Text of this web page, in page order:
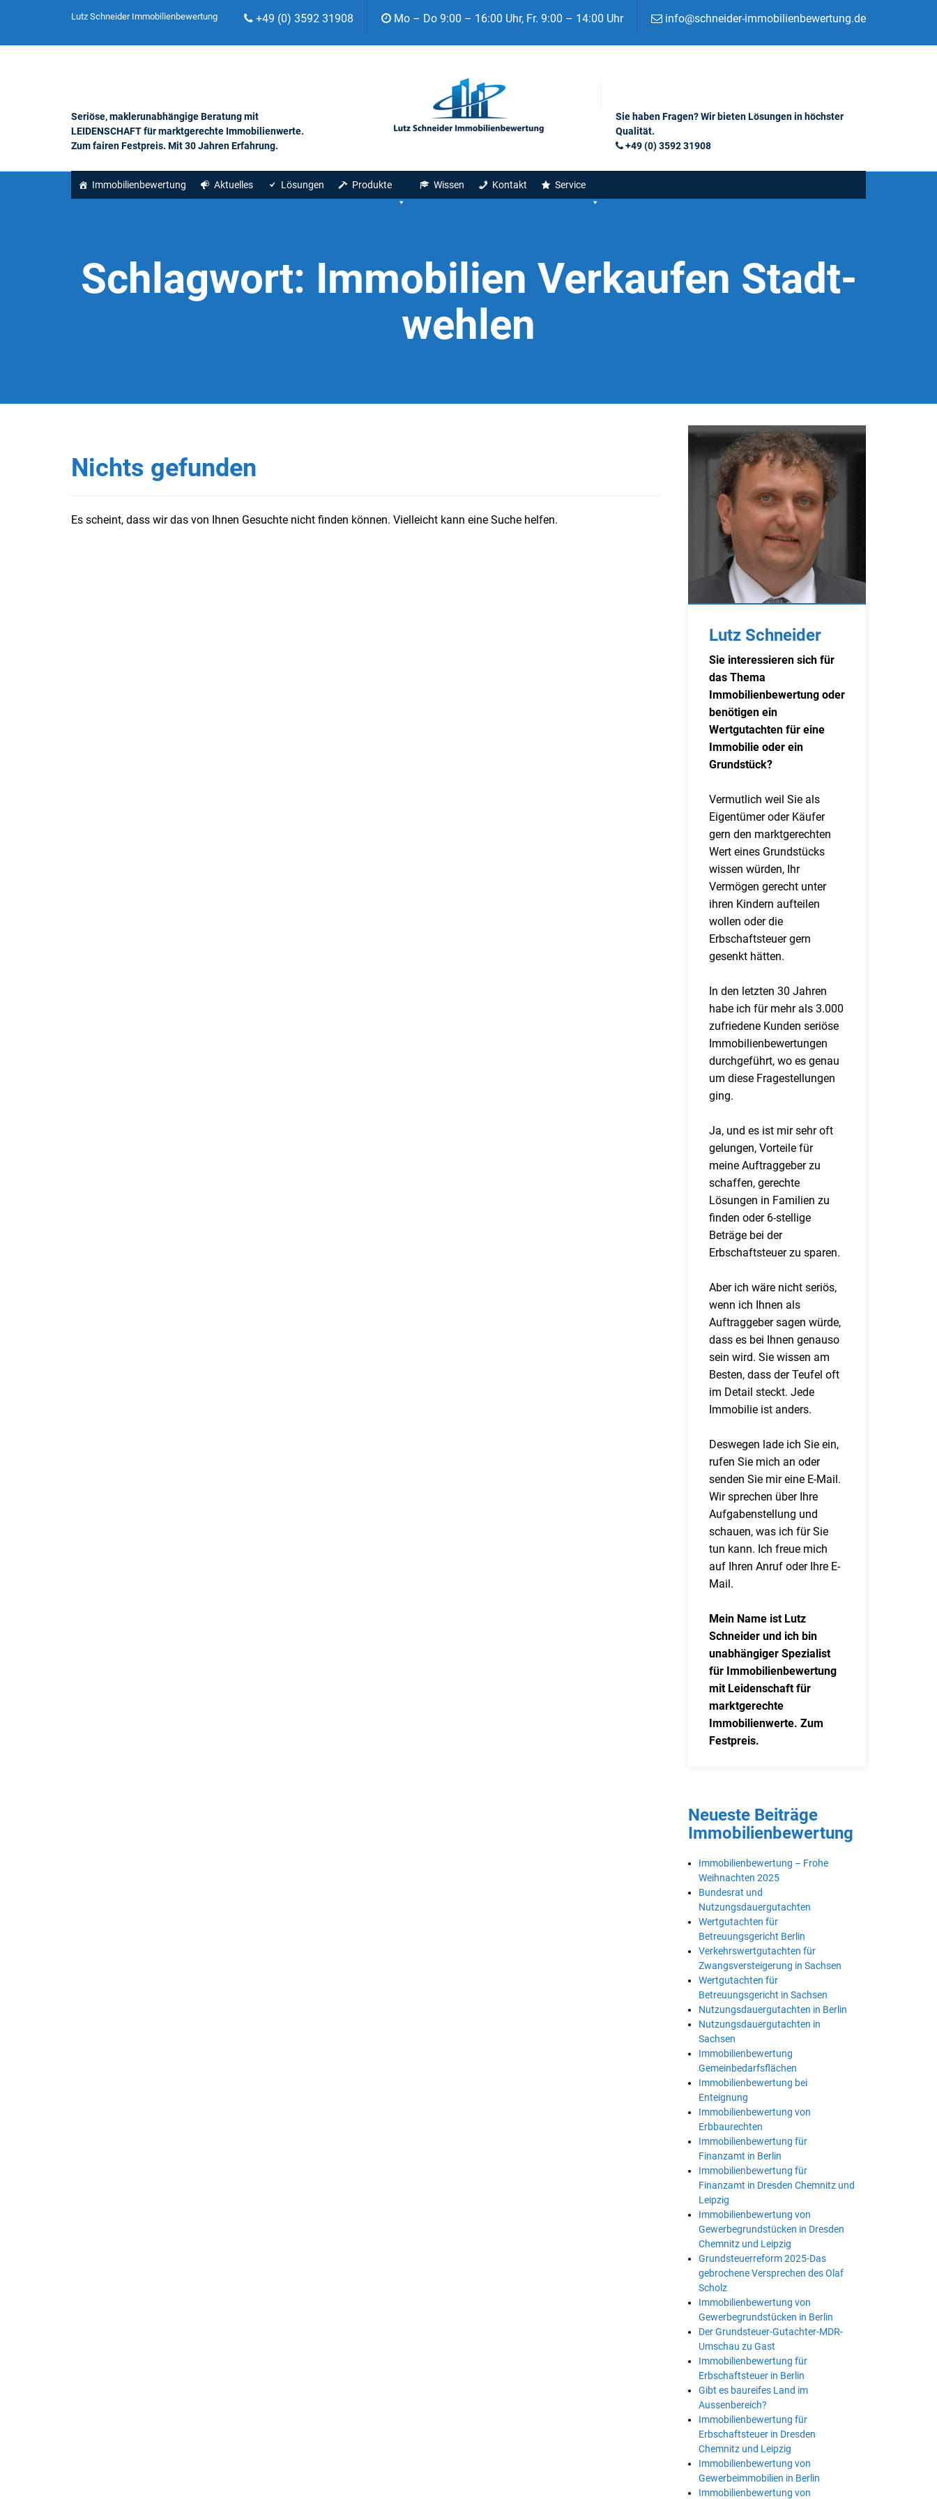
Lutz Schneider Immobilienbewertung +49 (0) 3592 31908 Mo – Do 9:00 – 16:00 Uhr, Fr. 9:00 – 14:00 Uhr info@schneider-immobilienbewertung.de
Seriöse, maklerunabhängige Beratung mit
LEIDENSCHAFT für marktgerechte Immobilienwerte.
Zum fairen Festpreis. Mit 30 Jahren Erfahrung.
Sie haben Fragen? Wir bieten Lösungen in höchster
Qualität.
+49 (0) 3592 31908
Immobilienbewertung Aktuelles Lösungen Produkte Wissen Kontakt Service
Schlagwort: Immobilien Verkaufen Stadt-
wehlen
Nichts gefunden
Es scheint, dass wir das von Ihnen Gesuchte nicht finden können. Vielleicht kann eine Suche helfen.
Lutz Schneider
Sie interessieren sich für
das Thema
Immobilienbewertung oder
benötigen ein
Wertgutachten für eine
Immobilie oder ein
Grundstück?
Vermutlich weil Sie als
Eigentümer oder Käufer
gern den marktgerechten
Wert eines Grundstücks
wissen würden, Ihr
Vermögen gerecht unter
ihren Kindern aufteilen
wollen oder die
Erbschaftsteuer gern
gesenkt hätten.
In den letzten 30 Jahren
habe ich für mehr als 3.000
zufriedene Kunden seriöse
Immobilienbewertungen
durchgeführt, wo es genau
um diese Fragestellungen
ging.
Ja, und es ist mir sehr oft
gelungen, Vorteile für
meine Auftraggeber zu
schaffen, gerechte
Lösungen in Familien zu
finden oder 6-stellige
Beträge bei der
Erbschaftsteuer zu sparen.
Aber ich wäre nicht seriös,
wenn ich Ihnen als
Auftraggeber sagen würde,
dass es bei Ihnen genauso
sein wird. Sie wissen am
Besten, dass der Teufel oft
im Detail steckt. Jede
Immobilie ist anders.
Deswegen lade ich Sie ein,
rufen Sie mich an oder
senden Sie mir eine E-Mail.
Wir sprechen über Ihre
Aufgabenstellung und
schauen, was ich für Sie
tun kann. Ich freue mich
auf Ihren Anruf oder Ihre E-
Mail.
Mein Name ist Lutz
Schneider und ich bin
unabhängiger Spezialist
für Immobilienbewertung
mit Leidenschaft für
marktgerechte
Immobilienwerte. Zum
Festpreis.
Neueste Beiträge
Immobilienbewertung
Immobilienbewertung – Frohe
Weihnachten 2025
Bundesrat und
Nutzungsdauergutachten
Wertgutachten für
Betreuungsgericht Berlin
Verkehrswertgutachten für
Zwangsversteigerung in Sachsen
Wertgutachten für
Betreuungsgericht in Sachsen
Nutzungsdauergutachten in Berlin
Nutzungsdauergutachten in
Sachsen
Immobilienbewertung
Gemeinbedarfsflächen
Immobilienbewertung bei
Enteignung
Immobilienbewertung von
Erbbaurechten
Immobilienbewertung für
Finanzamt in Berlin
Immobilienbewertung für
Finanzamt in Dresden Chemnitz und
Leipzig
Immobilienbewertung von
Gewerbegrundstücken in Dresden
Chemnitz und Leipzig
Grundsteuerreform 2025-Das
gebrochene Versprechen des Olaf
Scholz
Immobilienbewertung von
Gewerbegrundstücken in Berlin
Der Grundsteuer-Gutachter-MDR-
Umschau zu Gast
Immobilienbewertung für
Erbschaftsteuer in Berlin
Gibt es baureifes Land im
Aussenbereich?
Immobilienbewertung für
Erbschaftsteuer in Dresden
Chemnitz und Leipzig
Immobilienbewertung von
Gewerbeimmobilien in Berlin
Immobilienbewertung von